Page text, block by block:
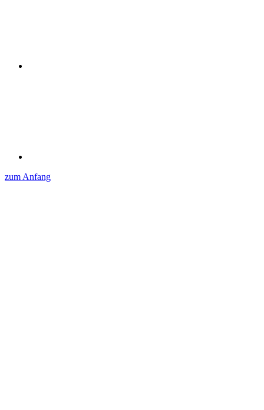
zum Anfang